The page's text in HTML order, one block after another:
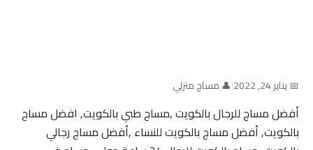
📅 يناير 24, 2022 |👤 مساج منزلي
أفضل مساج للرجال بالكويت ,مساج طبي بالكويت, افضل مساج
بالكويت, أفضل مساج بالكويت للنساء ,أفضل مساج رجالي